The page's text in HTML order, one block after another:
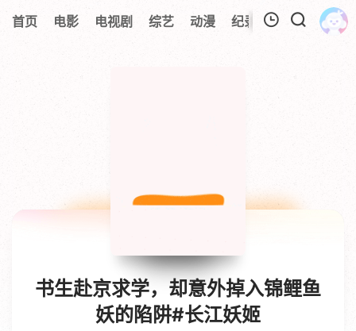
首页 电影 电视剧 综艺 动漫 纪录片 视频短片
书生赴京求学，却意外掉入锦鲤鱼
妖的陷阱#长江妖姬